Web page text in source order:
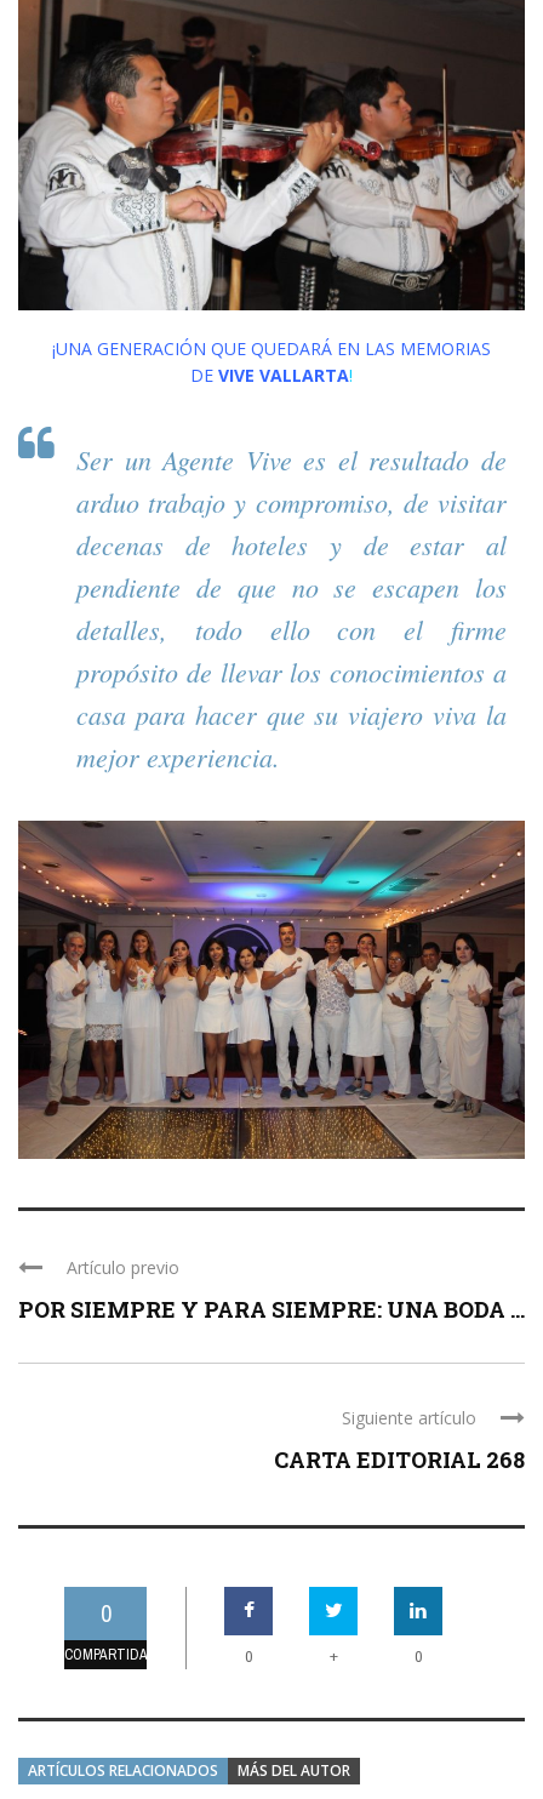
¡UNA GENERACIÓN QUE QUEDARÁ EN LAS MEMORIAS
DE VIVE VALLARTA!
Ser un Agente Vive es el resultado de
arduo trabajo y compromiso, de visitar
decenas de hoteles y de estar al
pendiente de que no se escapen los
detalles, todo ello con el firme
propósito de llevar los conocimientos a
casa para hacer que su viajero viva la
mejor experiencia.
Artículo previo
POR SIEMPRE Y PARA SIEMPRE: UNA BODA ...
Siguiente artículo
CARTA EDITORIAL 268
0
COMPARTIDAS 0 + 0
ARTÍCULOS RELACIONADOS MÁS DEL AUTOR